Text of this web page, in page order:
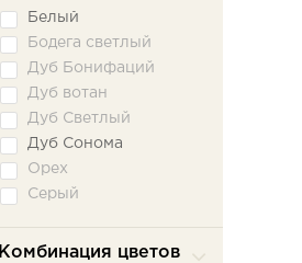
Белый
Бодега светлый
Дуб Бонифаций
Дуб вотан
Дуб Светлый
Дуб Сонома
Орех
Серый
Ясень Темный
Комбинация цветов